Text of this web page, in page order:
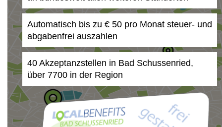
Automatisch bis zu € 50 pro Monat steuer- und
abgabenfrei auszahlen
40 Akzeptanzstellen in Bad Schussenried,
über 7700 in der Region